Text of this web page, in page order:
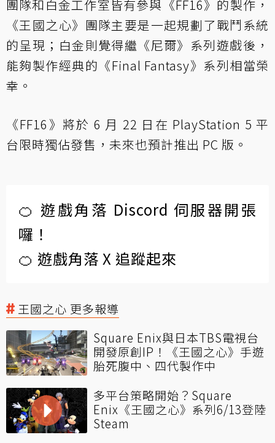
團隊和白金工作室皆有參與《FF16》的製作，
《王國之心》團隊主要是一起規劃了戰鬥系統
的呈現；白金則覺得繼《尼爾》系列遊戲後，
能夠製作經典的《Final Fantasy》系列相當榮
幸。
《FF16》將於 6 月 22 日在 PlayStation 5 平
台限時獨佔發售，未來也預計推出 PC 版。
🍊 遊戲角落 Discord 伺服器開張
囉！
🍊 遊戲角落 X 追蹤起來
王國之心 更多報導
Square Enix與日本TBS電視台
開發原創IP！《王國之心》手遊
胎死腹中、四代製作中
多平台策略開始？Square
Enix《王國之心》系列6/13登陸
Steam